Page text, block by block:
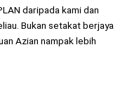
daripada kami dan
Bukan setakat berjaya
Azian nampak lebih